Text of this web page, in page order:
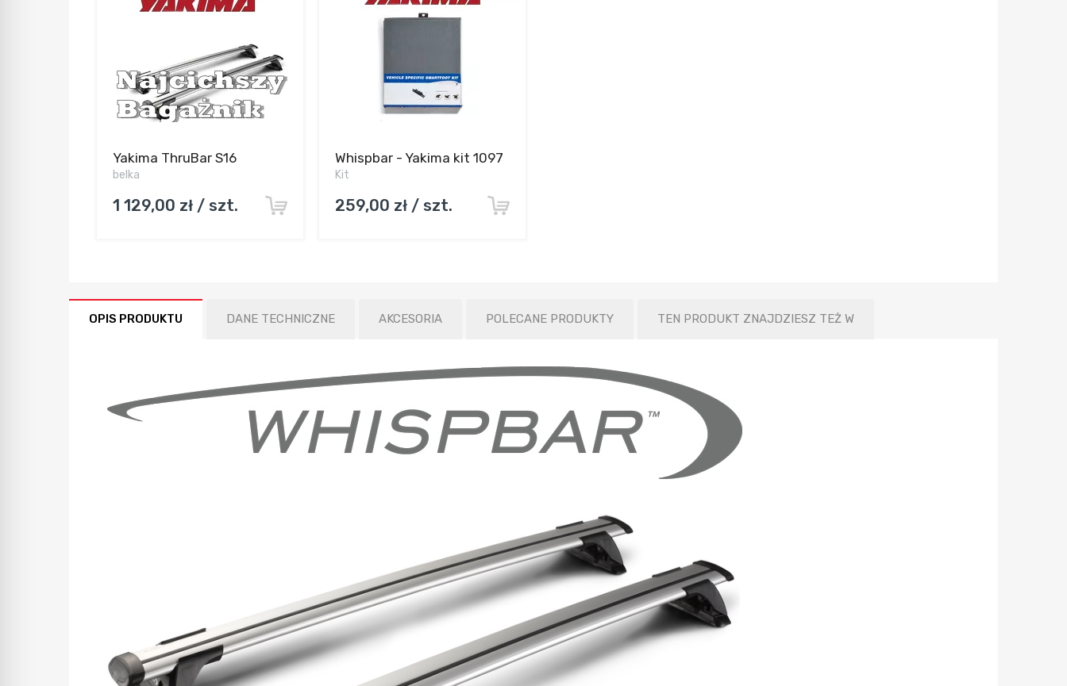
Yakima ThruBar S16
belka
1 129,00 zł / szt.
Whispbar - Yakima kit 1097
Kit
259,00 zł / szt.
OPIS PRODUKTU DANE TECHNICZNE AKCESORIA POLECANE PRODUKTY TEN PRODUKT ZNAJDZIESZ TEŻ W